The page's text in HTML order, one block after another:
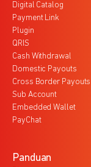
Digital Catalog
Payment Link
Plugin
QRIS
Cash Withdrawal
Domestic Payouts
Cross Border Payouts
Sub Account
Embedded Wallet
PayChat
Panduan